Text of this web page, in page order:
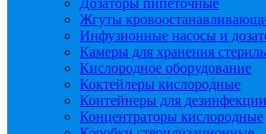
Дозаторы пипеточные
Жгуты
Инфузионные насосы и
Камеры для хранения
Кислородное оборудование
Коктейлеры кислородные
Контейнеры для дезинфекции
Концентраторы кислородные